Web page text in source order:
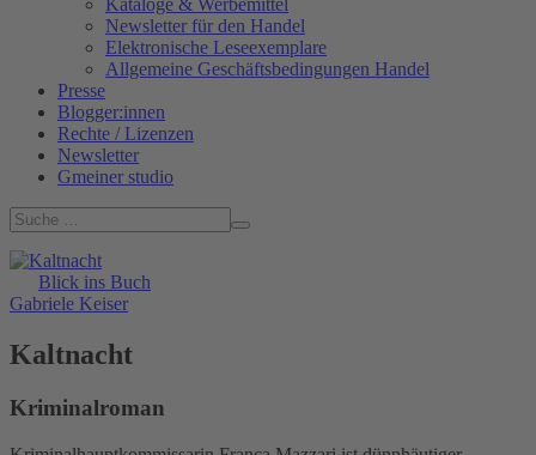
Kataloge & Werbemittel
Newsletter für den Handel
Elektronische Leseexemplare
Allgemeine Geschäftsbedingungen Handel
Presse
Blogger:innen
Rechte / Lizenzen
Newsletter
Gmeiner studio
Blick ins Buch
Gabriele Keiser
Kaltnacht
Kriminalroman